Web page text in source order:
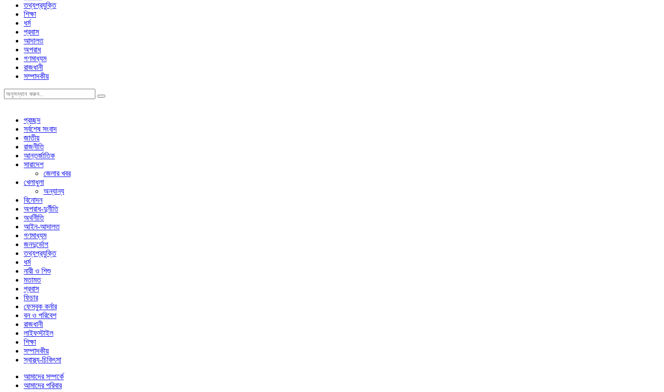
তথ্যপ্রযুক্তি
শিক্ষা
ধর্ম
প্রবাস
আদালত
অপরাধ
গণমাধ্যম
রাজধানী
সম্পাদকীয়
প্রচ্ছদ
সর্বশেষ সংবাদ
জাতীয়
রাজনীতি
আন্তর্জাতিক
সারাদেশ
জেলার খবর
খেলাধুলা
অন্যান্য
বিনোদন
অপরাধ-দুর্নীতি
অর্থনীতি
আইন-আদালত
গণমাধ্যম
জনদুর্ভোগ
তথ্যপ্রযুক্তি
ধর্ম
নারী ও শিশু
মতামত
প্রবাস
ফিচার
ফেসবুক কর্নার
বন ও পরিবেশ
রাজধানী
লাইফস্টাইল
শিক্ষা
সম্পাদকীয়
স্বাস্থ্য-চিকিৎসা
আমাদের সম্পর্কে
আমাদের পরিবার